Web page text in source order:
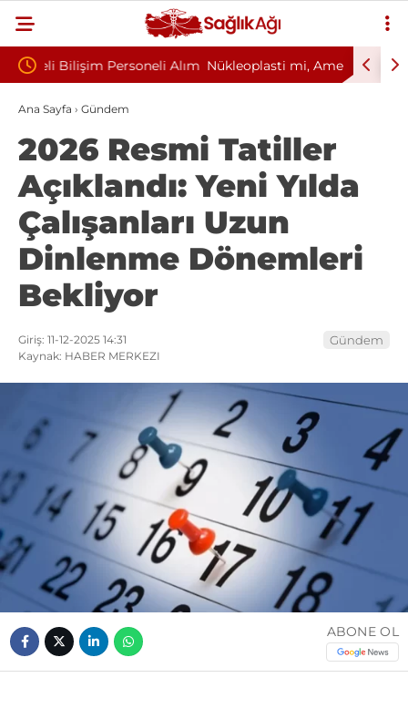
Alım Nükleoplasti mi, Ameliyat mı? Bel ve Boyun
Fıtığında Doğru Tedavi Seçimi
Kültür
Ana Sayfa › Gündem
2026 Resmi Tatiller
Açıklandı: Yeni Yılda
Çalışanları Uzun
Dinlenme Dönemleri
Bekliyor
Giriş: 11-12-2025 14:31
Kaynak: HABER MERKEZI
Gündem
ABONE OL